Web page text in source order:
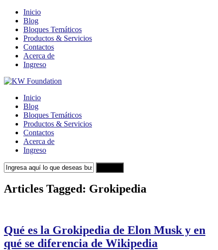
Inicio
Blog
Bloques Temáticos
Productos & Servicios
Contactos
Acerca de
Ingreso
Inicio
Blog
Bloques Temáticos
Productos & Servicios
Contactos
Acerca de
Ingreso
Articles Tagged: Grokipedia
Qué es la Grokipedia de Elon Musk y en
qué se diferencia de Wikipedia